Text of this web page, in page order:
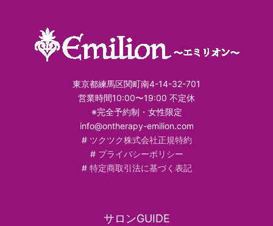
東京都練馬区関町南4-14-32-701
営業時間10:00〜19:00 不定休
※完全予約制・女性限定
info@ontherapy-emilion.com
# ツクツク株式会社正規特約
# プライバシーポリシー
# 特定商取引法に基づく表記
サロンGUIDE